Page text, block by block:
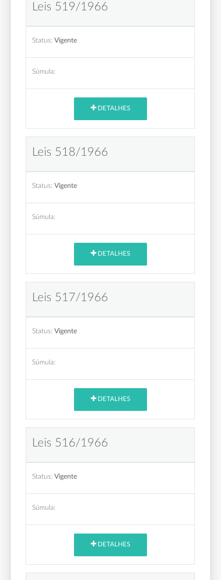
Leis 519/1966
Status: Vigente
Súmula:
DETALHES
Leis 518/1966
Status: Vigente
Súmula:
DETALHES
Leis 517/1966
Status: Vigente
Súmula:
DETALHES
Leis 516/1966
Status: Vigente
Súmula:
DETALHES